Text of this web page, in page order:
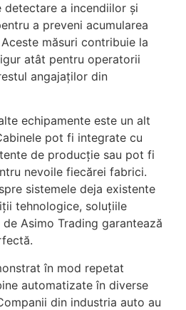
detectare a incendiilor și
a preveni acumularea
măsuri contribuie la
atât pentru operatorii
angajaților din
echipamente este un alt
pot fi integrate cu
de producție sau pot fi
nevoile fiecărei fabrici.
sistemele deja existente
tehnologice, soluțiile
Asimo Trading garantează
în mod repetat
automatizate în diverse
din industria auto au